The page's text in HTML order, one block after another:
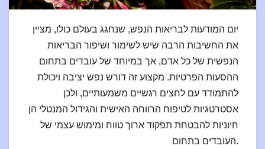
יום המודעות לבריאות הנפש, שנחגג בעולם כולו, מציין
את החשיבות הרבה שיש לשימור ושיפור הבריאות
הנפשית של כל אדם, אך במיוחד של עובדים בתחום
ההסעות הפרטיות. מקצוע זה דורש נפש יציבה ויכולת
להתמודד עם לחצים רגשיים משמעותיים, ולכן
אסטרטגיות לטיפוח הרווחה האישית והגידול המנטלי הן
חיוניות להבטחת תפקוד ארוך טווח ומימוש עצמי של
העובדים בתחום.